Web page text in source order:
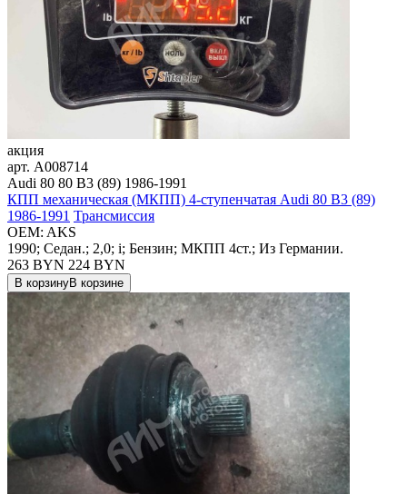
акция
арт. A008714
Audi 80 80 B3 (89) 1986-1991
КПП механическая (МКПП) 4-ступенчатая Audi 80 B3 (89)
1986-1991 Трансмиссия
OEM: AKS
1990; Седан.; 2,0; i; Бензин; МКПП 4ст.; Из Германии.
263 BYN 224 BYN
В корзинуВ корзине